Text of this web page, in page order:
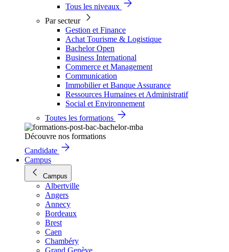
Tous les niveaux
Par secteur
Gestion et Finance
Achat Tourisme & Logistique
Bachelor Open
Business International
Commerce et Management
Communication
Immobilier et Banque Assurance
Ressources Humaines et Administratif
Social et Environnement
Toutes les formations
Découvre nos formations
Candidate
Campus
Campus
Albertville
Angers
Annecy
Bordeaux
Brest
Caen
Chambéry
Grand Genève